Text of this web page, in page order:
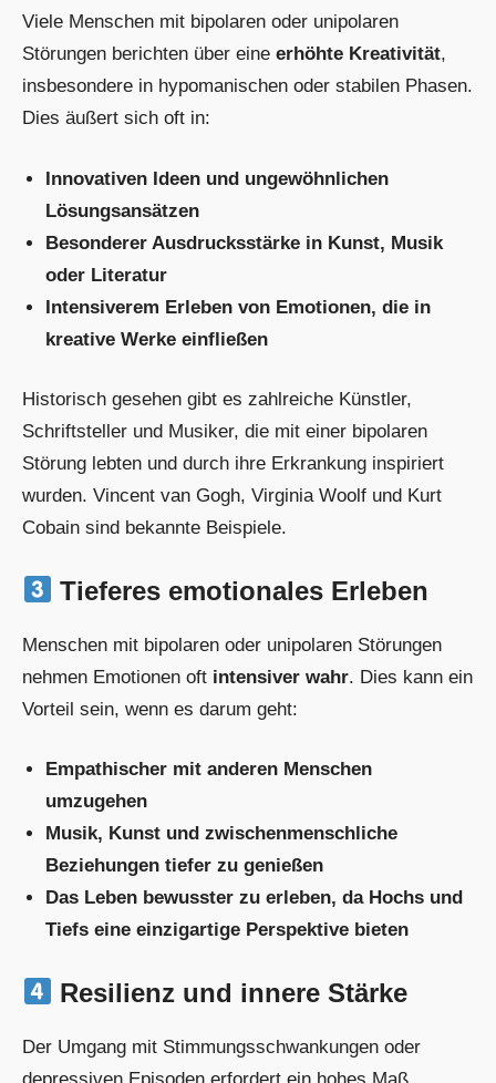
Viele Menschen mit bipolaren oder unipolaren
Störungen berichten über eine erhöhte Kreativität,
insbesondere in hypomanischen oder stabilen Phasen.
Dies äußert sich oft in:
Innovativen Ideen und ungewöhnlichen
Lösungsansätzen
Besonderer Ausdrucksstärke in Kunst, Musik
oder Literatur
Intensiverem Erleben von Emotionen, die in
kreative Werke einfließen
Historisch gesehen gibt es zahlreiche Künstler,
Schriftsteller und Musiker, die mit einer bipolaren
Störung lebten und durch ihre Erkrankung inspiriert
wurden. Vincent van Gogh, Virginia Woolf und Kurt
Cobain sind bekannte Beispiele.
Tieferes emotionales Erleben
Menschen mit bipolaren oder unipolaren Störungen
nehmen Emotionen oft intensiver wahr. Dies kann ein
Vorteil sein, wenn es darum geht:
Empathischer mit anderen Menschen
umzugehen
Musik, Kunst und zwischenmenschliche
Beziehungen tiefer zu genießen
Das Leben bewusster zu erleben, da Hochs und
Tiefs eine einzigartige Perspektive bieten
Resilienz und innere Stärke
Der Umgang mit Stimmungsschwankungen oder